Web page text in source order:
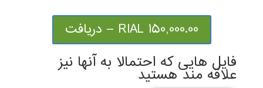
150,000.00 RIAL – دریافت
فایل هایی که احتمالا به آنها نیز
علاقه مند هستید